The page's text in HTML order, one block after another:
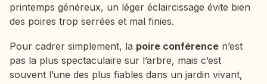
printemps généreux, un léger éclaircissage évite bien
des poires trop serrées et mal finies.
Pour cadrer simplement, la poire conférence n’est
pas la plus spectaculaire sur l’arbre, mais c’est
souvent l’une des plus fiables dans un jardin vivant,